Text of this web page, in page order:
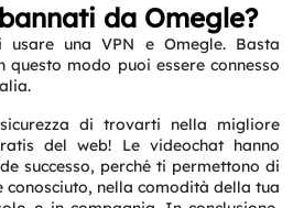
da Omegle?
usare una VPN e Omegle. Basta
modo puoi essere connesso
di trovarti nella migliore
del web! Le videochat hanno
successo, perché ti permettono di
nella comodità della tua